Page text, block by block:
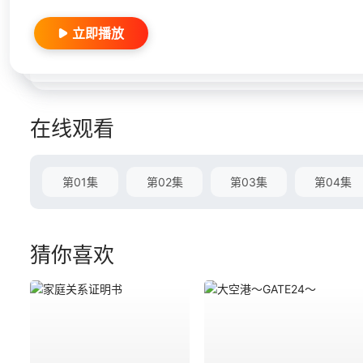
立即播放
在线观看
第01集 第02集 第03集 第04集
猜你喜欢